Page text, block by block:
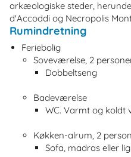
arkæologiske steder,
d'Accoddi og Necropolis
Rumindretning
Feriebolig
Soveværelse, 2
Dobbeltseng
Badeværelse
WC. Varmt og koldt
Køkken-alrum, 2
Sofa, madras eller